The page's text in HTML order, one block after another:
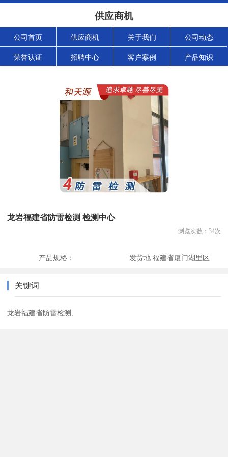
供应商机
公司首页 供应商机 关于我们 公司动态
荣誉认证 招聘中心 客户案例 产品知识
龙岩福建省防雷检测 检测中心
浏览次数： 34次
产品规格： 发货地:福建省厦门湖里区
关键词
龙岩福建省防雷检测,